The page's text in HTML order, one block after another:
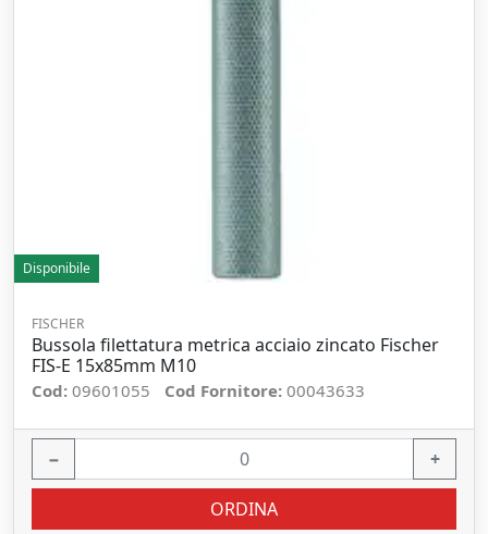
Disponibile
FISCHER
Bussola filettatura metrica acciaio zincato Fischer
FIS-E 15x85mm M10
Cod: 09601055 Cod Fornitore: 00043633
− +
ORDINA